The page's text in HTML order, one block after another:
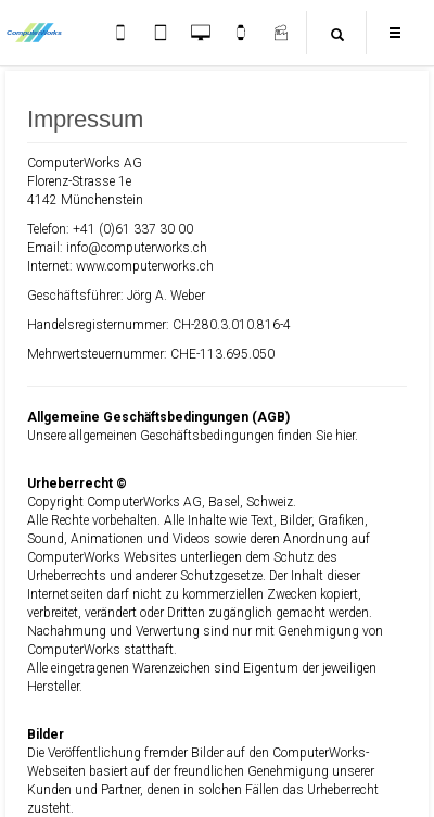
Impressum
ComputerWorks AG
Florenz-Strasse 1e
4142 Münchenstein
Telefon: +41 (0)61 337 30 00
Email: info@computerworks.ch
Internet: www.computerworks.ch
Geschäftsführer: Jörg A. Weber
Handelsregisternummer: CH-280.3.010.816-4
Mehrwertsteuernummer: CHE-113.695.050
Allgemeine Geschäftsbedingungen (AGB)
Unsere allgemeinen Geschäftsbedingungen finden Sie hier.
Urheberrecht ©
Copyright ComputerWorks AG, Basel, Schweiz.
Alle Rechte vorbehalten. Alle Inhalte wie Text, Bilder, Grafiken,
Sound, Animationen und Videos sowie deren Anordnung auf
ComputerWorks Websites unterliegen dem Schutz des
Urheberrechts und anderer Schutzgesetze. Der Inhalt dieser
Internetseiten darf nicht zu kommerziellen Zwecken kopiert,
verbreitet, verändert oder Dritten zugänglich gemacht werden.
Nachahmung und Verwertung sind nur mit Genehmigung von
ComputerWorks statthaft.
Alle eingetragenen Warenzeichen sind Eigentum der jeweiligen
Hersteller.
Bilder
Die Veröffentlichung fremder Bilder auf den ComputerWorks-
Webseiten basiert auf der freundlichen Genehmigung unserer
Kunden und Partner, denen in solchen Fällen das Urheberrecht
zusteht.